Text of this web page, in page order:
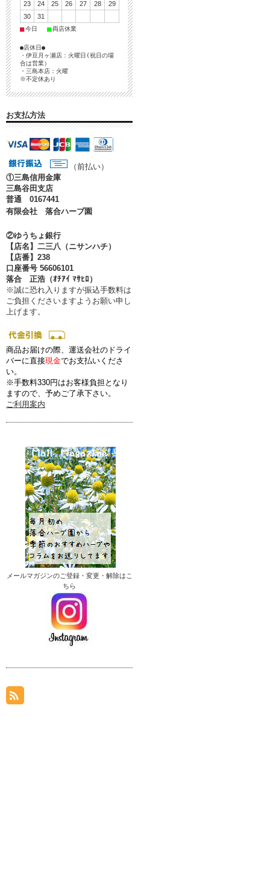
23 24 25 26 27 28
29
30
31
■今日 ■両店休業
●店休日●
・伊豆月ヶ瀬店：火曜日(祝日の場
合は営業）
・三島本店：火曜
※不定休あり
お支払方法
（前払い）
①三島信用金庫
三島谷田支店
普通 0167441
有限会社 落合ハーブ園
②ゆうちょ銀行
【店名】二三八（ニサンハチ）
【店番】238
口座番号 56606101
落合 正浩（ｵﾁｱｲ ﾏｻﾋﾛ）
※誠に恐れ入りますが振込手数料は
ご負担くださいますようお願い申し
上げます。
商品お届けの際、運送会社のドライ
バーに直接現金でお支払いくださ
い。
※手数料330円はお客様負担となり
ますので、予めご了承下さい。
ご利用案内
メールマガジンのご登録・変更・解除はこ
ちら